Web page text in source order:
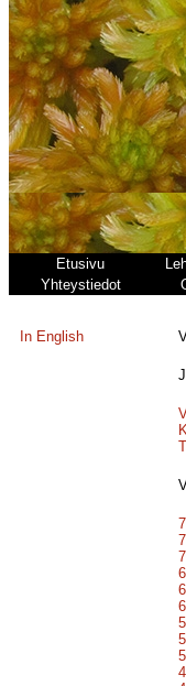
Etusivu
Yhteystiedot
In English